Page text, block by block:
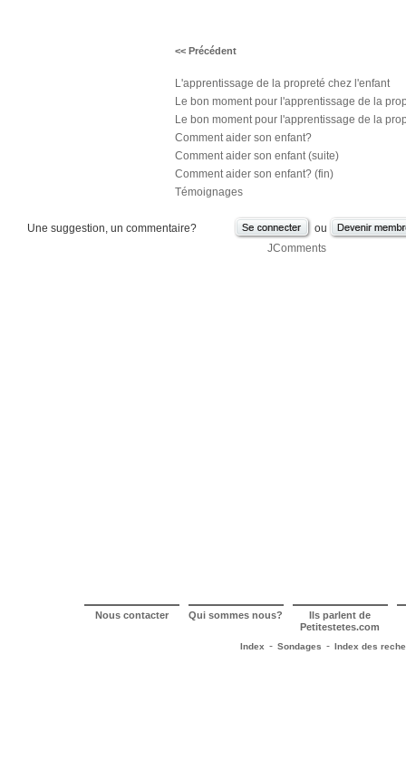
<< Précédent
L'apprentissage de la propreté chez l'enfant
Le bon moment pour l'apprentissage de la
Le bon moment pour l'apprentissage de la
Comment aider son enfant?
Comment aider son enfant (suite)
Comment aider son enfant? (fin)
Témoignages
Une suggestion, un commentaire?
ou
JComments
Nous contacter Qui sommes nous? Ils parlent de
Petitestetes.com
Index - Sondages - Index des